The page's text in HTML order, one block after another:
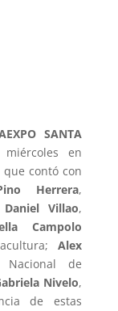
SANTA
en
contó con
Herrera,
Daniel Villao,
Campolo
Alex
de
Nivelo,
de estas